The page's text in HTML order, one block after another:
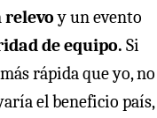
relevoy un evento
de equipo. Si
rápida que yo, no
el beneficio país,